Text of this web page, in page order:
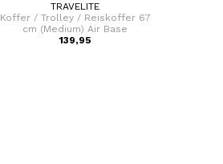
TRAVELITE
Koffer / Trolley / Reiskoffer 67
cm (Medium) Air Base
139,95